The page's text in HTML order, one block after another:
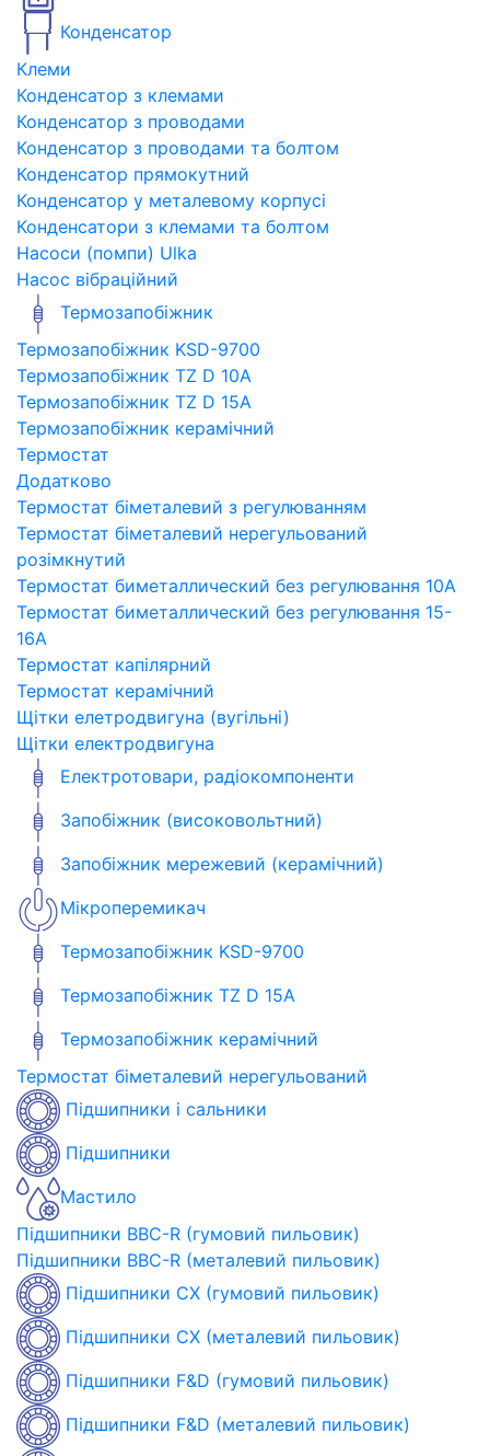
Конденсатор
Клеми
Конденсатор з клемами
Конденсатор з проводами
Конденсатор з проводами та болтом
Конденсатор прямокутний
Конденсатор у металевому корпусі
Конденсатори з клемами та болтом
Насоси (помпи) Ulka
Насос вібраційний
Термозапобіжник
Термозапобіжник KSD-9700
Термозапобіжник TZ D 10A
Термозапобіжник TZ D 15A
Термозапобіжник керамічний
Термостат
Додатково
Термостат біметалевий з регулюванням
Термостат біметалевий нерегульований
розімкнутий
Термостат биметаллический без регулювання 10A
Термостат биметаллический без регулювання 15-
16A
Термостат капілярний
Термостат керамічний
Щітки елетродвигуна (вугільні)
Щітки електродвигуна
Електротовари, радіокомпоненти
Запобіжник (високовольтний)
Запобіжник мережевий (керамічний)
Мікроперемикач
Термозапобіжник KSD-9700
Термозапобіжник TZ D 15A
Термозапобіжник керамічний
Термостат біметалевий нерегульований
Підшипники і сальники
Підшипники
Мастило
Підшипники BBC-R (гумовий пильовик)
Підшипники BBC-R (металевий пильовик)
Підшипники CX (гумовий пильовик)
Підшипники CX (металевий пильовик)
Підшипники F&D (гумовий пильовик)
Підшипники F&D (металевий пильовик)